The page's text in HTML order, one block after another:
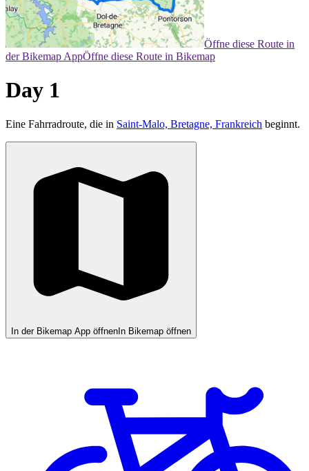
Öffne diese Route in
der Bikemap AppÖffne diese Route in Bikemap
Day 1
Eine Fahrradroute, die in Saint-Malo, Bretagne, Frankreich beginnt.
In der Bikemap App öffnen In Bikemap öffnen